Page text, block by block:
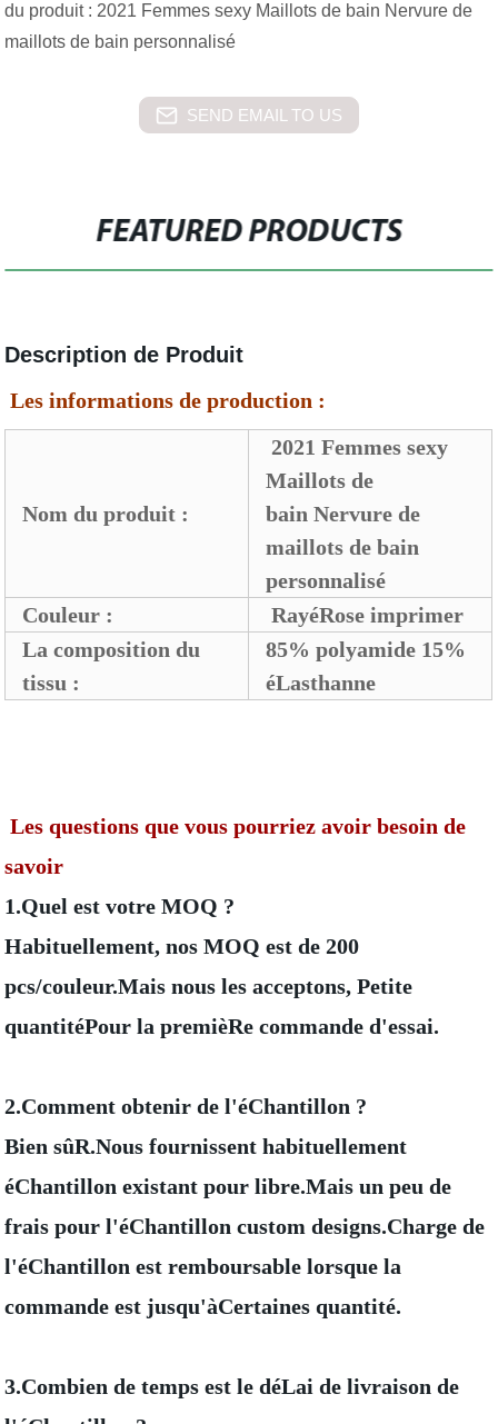
du produit : 2021 Femmes sexy Maillots de bain Nervure de
maillots de bain personnalisé
SEND EMAIL TO US
FEATURED PRODUCTS
Description de Produit
Les informations de production :
Nom du produit :
2021 Femmes sexy
Maillots de
bain Nervure de
maillots de bain
personnalisé
Couleur :
RayéRose imprimer
La composition du
tissu :
85% polyamide 15%
éLasthanne
Les questions que vous pourriez avoir besoin de
savoir
1.Quel est votre MOQ ?
Habituellement, nos MOQ est de 200
pcs/couleur.Mais nous les acceptons, Petite
quantitéPour la premièRe commande d'essai.
2.Comment obtenir de l'éChantillon ?
Bien sûR.Nous fournissent habituellement
éChantillon existant pour libre.Mais un peu de
frais pour l'éChantillon custom designs.Charge de
l'éChantillon est remboursable lorsque la
commande est jusqu'àCertaines quantité.
3.Combien de temps est le déLai de livraison de